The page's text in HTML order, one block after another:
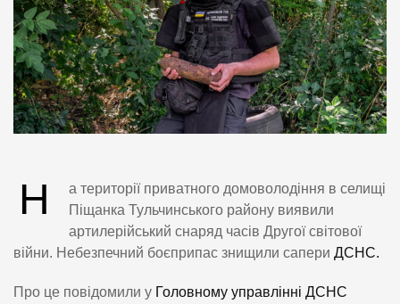
Н
а території приватного домоволодіння в селищі
Піщанка Тульчинського району виявили
артилерійський снаряд часів Другої світової
війни. Небезпечний боєприпас знищили сапери ДСНС.
Про це повідомили у Головному управлінні ДСНС